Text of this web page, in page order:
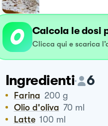
Calcola le dosi
Clicca qui e scarica
Ingredienti 6
Farina 200 g
Olio d'oliva 70 ml
Latte 100 ml